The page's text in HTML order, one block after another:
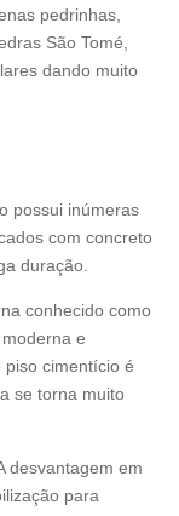
pedrinhas,
São Tomé,
dando muito
possui inúmeras
com concreto
duração.
conhecido como
e
piso cimentício é
se torna muito
desvantagem em
para